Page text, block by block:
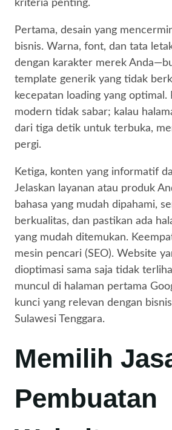
kriteria penting.
Pertama, desain yang
bisnis. Warna, font, dan tata
dengan karakter merek
template generik yang tidak
kecepatan loading yang optimal.
modern tidak sabar; kalau
dari tiga detik untuk terbuka,
pergi.
Ketiga, konten yang informatif
Jelaskan layanan atau produk
bahasa yang mudah dipahami,
berkualitas, dan pastikan ada
yang mudah ditemukan.
mesin pencari (SEO). Website
dioptimasi sama saja tidak
muncul di halaman pertama
kunci yang relevan dengan
Sulawesi Tenggara.
Memilih
Pembuatan